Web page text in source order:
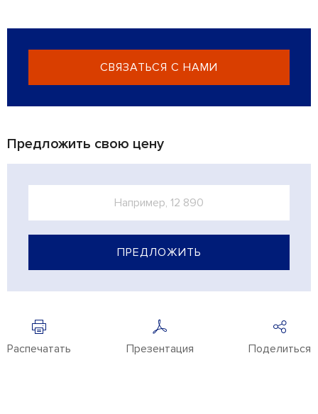
СВЯЗАТЬСЯ С НАМИ
Предложить свою цену
ПРЕДЛОЖИТЬ
Распечатать Презентация Поделиться